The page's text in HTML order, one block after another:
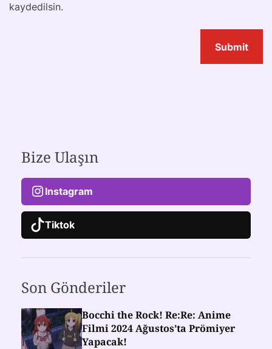
kaydedilsin.
Bize Ulaşın
Instagram
Tiktok
Son Gönderiler
Bocchi the Rock! Re:Re: Anime
Filmi 2024 Ağustos’ta Prömiyer
Yapacak!